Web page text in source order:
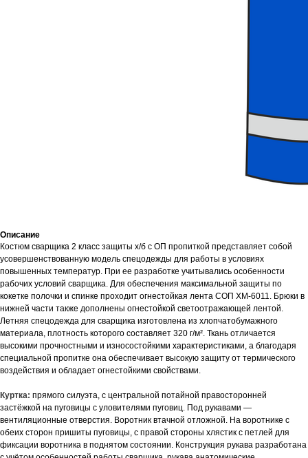
Описание
Костюм сварщика 2 класс защиты х/б с ОП пропиткой представляет собой
усовершенствованную модель спецодежды для работы в условиях
повышенных температур. При ее разработке учитывались особенности
рабочих условий сварщика. Для обеспечения максимальной защиты по
кокетке полочки и спинке проходит огнестойкая лента СОП XM-6011. Брюки в
нижней части также дополнены огнестойкой светоотражающей лентой.
Летняя спецодежда для сварщика изготовлена из хлопчатобумажного
материала, плотность которого составляет 320 г/м². Ткань отличается
высокими прочностными и износостойкими характеристиками, а благодаря
специальной пропитке она обеспечивает высокую защиту от термического
воздействия и обладает огнестойкими свойствами.
Куртка: прямого силуэта, с центральной потайной правосторонней
застёжкой на пуговицы с уловителями пуговиц. Под рукавами —
вентиляционные отверстия. Воротник втачной отложной. На воротнике с
обеих сторон пришиты пуговицы, с правой стороны хлястик с петлей для
фиксации воротника в поднятом состоянии. Конструкция рукава разработана